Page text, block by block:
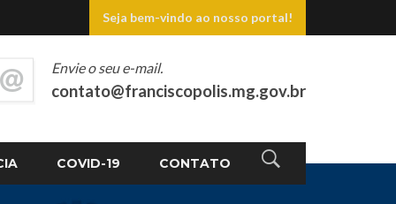
Seja bem-vindo ao nosso portal!
COVID-19 CONTATO
Envie o seu e-mail.
contato@franciscopolis.mg.gov.br